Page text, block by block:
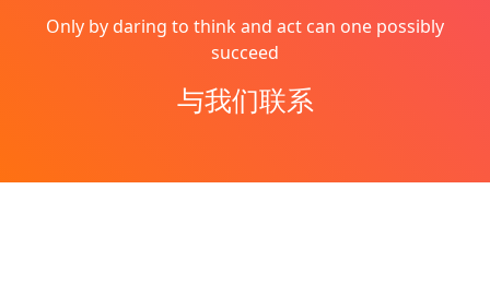
Only by daring to think and act can one possibly
succeed
与我们联系